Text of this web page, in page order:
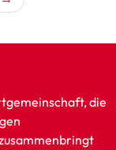
die